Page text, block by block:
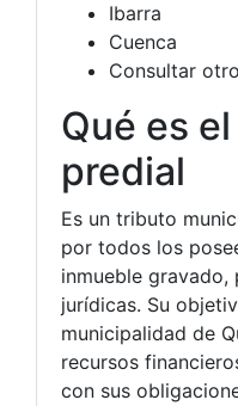
Ibarra
Cuenca
Consultar
Qué es
predial
Es un tributo
por todos los
inmueble gravado,
jurídicas. Su
municipalidad de
recursos
con sus